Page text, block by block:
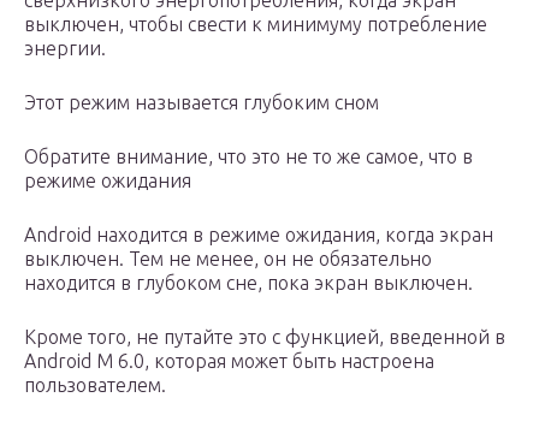
выключен, чтобы свести к минимуму потребление
энергии.
Этот режим называется глубоким сном
Обратите внимание, что это не то же самое, что в
режиме ожидания
Android находится в режиме ожидания, когда экран
выключен. Тем не менее, он не обязательно
находится в глубоком сне, пока экран выключен.
Кроме того, не путайте это с функцией, введенной в
Android M 6.0, которая может быть настроена
пользователем.